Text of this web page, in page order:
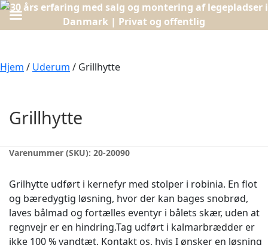
Hjem / Uderum / Grillhytte
Grillhytte
Varenummer (SKU): 20-20090
Grilhytte udført i kernefyr med stolper i robinia. En flot
og bæredygtig løsning, hvor der kan bages snobrød,
laves bålmad og fortælles eventyr i bålets skær, uden at
regnvejr er en hindring.Tag udført i kalmarbrædder er
ikke 100 % vandtæt. Kontakt os, hvis I ønsker en løsning